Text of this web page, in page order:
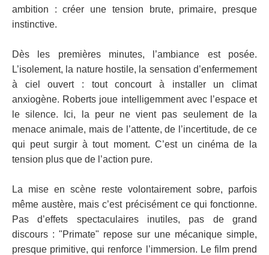
ambition : créer une tension brute, primaire, presque
instinctive.
Dès les premières minutes, l’ambiance est posée.
L’isolement, la nature hostile, la sensation d’enfermement
à ciel ouvert : tout concourt à installer un climat
anxiogène. Roberts joue intelligemment avec l’espace et
le silence. Ici, la peur ne vient pas seulement de la
menace animale, mais de l’attente, de l’incertitude, de ce
qui peut surgir à tout moment. C’est un cinéma de la
tension plus que de l’action pure.
La mise en scène reste volontairement sobre, parfois
même austère, mais c’est précisément ce qui fonctionne.
Pas d’effets spectaculaires inutiles, pas de grand
discours : "Primate" repose sur une mécanique simple,
presque primitive, qui renforce l’immersion. Le film prend